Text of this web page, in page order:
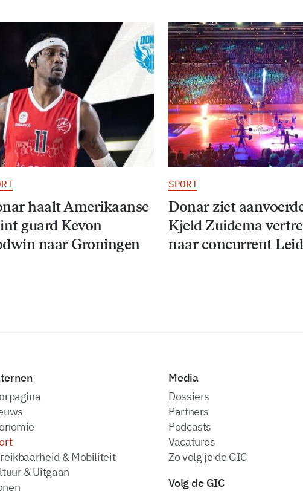
haalt Amerikaanse
guard Kevon
naar Groningen
SPORT
Donar ziet
Kjeld Zuidema
naar concurrent
& Mobiliteit
& Uitgaan
Media
dossiers
partners
podcasts
vacatures
zo volg je de GIC
Volg de GIC